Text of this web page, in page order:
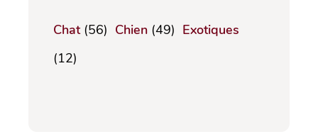
Chat(56) Chien (49) Exotiques
(12)